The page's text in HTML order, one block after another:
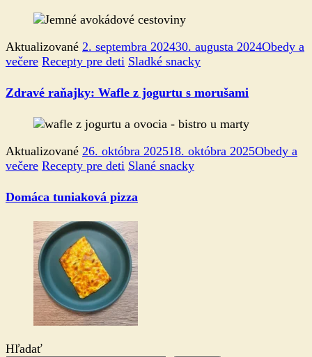
Aktualizované 2. septembra 202430. augusta 2024Obedy a
večere Recepty pre deti Sladké snacky
Zdravé raňajky: Wafle z jogurtu s morušami
Aktualizované 26. októbra 202518. októbra 2025Obedy a
večere Recepty pre deti Slané snacky
Domáca tuniaková pizza
Hľadať